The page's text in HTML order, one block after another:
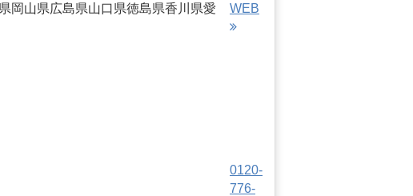
岡山県広島県山口県徳島県香川県愛
WEB
0120-
776-